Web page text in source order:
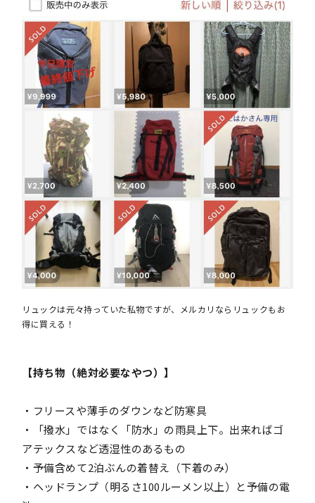
リュックは元々持っていた私物ですが、メルカリならリュックもお
得に買える！
【持ち物（絶対必要なやつ）】
・フリースや薄手のダウンなど防寒具
・「撥水」ではなく「防水」の雨具上下。出来ればゴ
アテックスなど透湿性のあるもの
・予備含めて2泊ぶんの着替え（下着のみ）
・ヘッドランプ（明るさ100ルーメン以上）と予備の電